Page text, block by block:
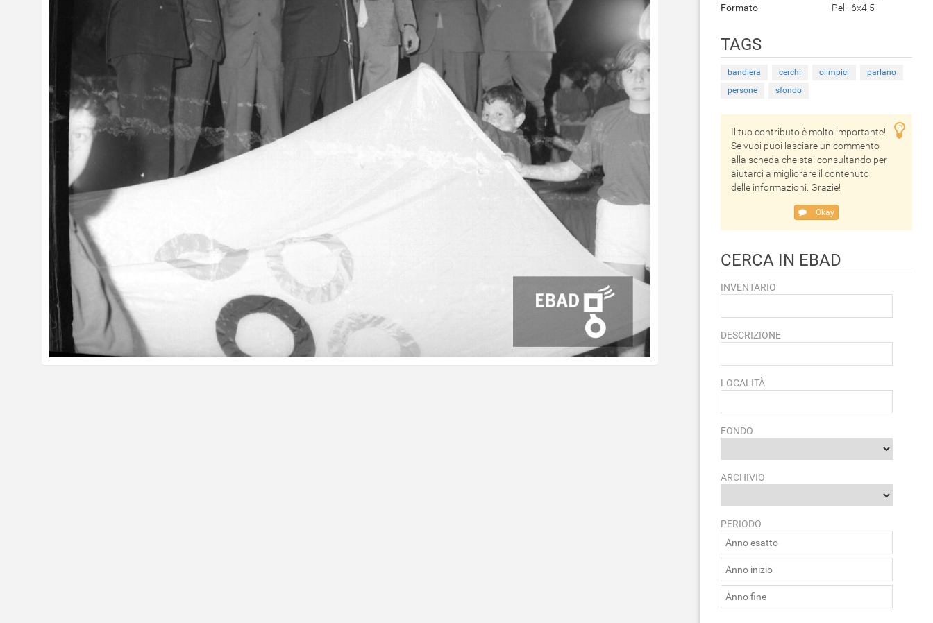
Formato
Pell. 6x4,5
TAGS
bandiera cerchi olimpici
parlano
persone
sfondo
Il tuo contributo è molto importante!
Se vuoi puoi lasciare un commento
alla scheda che stai consultando per
aiutarci a migliorare il contenuto
delle informazioni. Grazie!
Okay
CERCA IN EBAD
INVENTARIO
DESCRIZIONE
LOCALITÀ
FONDO
ARCHIVIO
PERIODO